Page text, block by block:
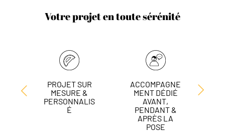
Votre projet en toute sérénité
PROJET SUR
MESURE &
PERSONNALIS
É
ACCOMPAGNE
MENT DÉDIÉ
AVANT,
PENDANT &
APRÈS LA
POSE